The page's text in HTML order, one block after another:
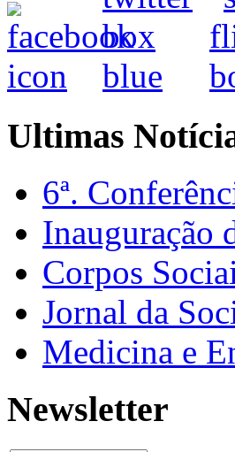
Ultimas
6ª.
Inauguração
Corpos
Jornal da
Medicina e
Newsletter